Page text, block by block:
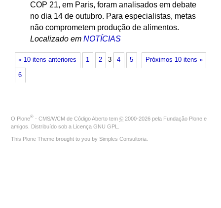
COP 21, em Paris, foram analisados em debate
no dia 14 de outubro. Para especialistas, metas
não comprometem produção de alimentos.
Localizado em NOTÍCIAS
« 10 itens anteriores Próximos 10 itens »
1 2 3 4 5
6
O Plone® - CMS/WCM de Código Aberto tem © 2000-2026 pela Fundação Plone e
amigos. Distribuído sob a Licença GNU GPL
This Plone Theme brought to you by Simples Consultoria